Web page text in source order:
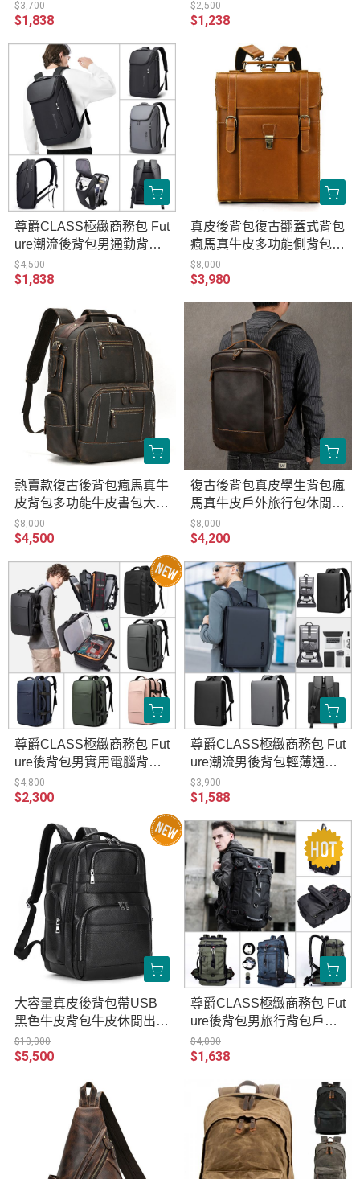
美式真皮頭層牛皮復古防水
包帆布包 MH309-5084
$3,700
$1,838
肩斜背書包 真皮頭層牛皮
防潑水日系復古帆布包 AR
$2,500
$1,238
尊爵CLASS極緻商務包 Fut
ure潮流後背包男通勤背包
日本原宿大容量電腦旅行男
款背包後背包 重機車騎士
$4,500
$1,838
真皮後背包復古翻蓋式背包
瘋馬真牛皮多功能側背包多
用手提包 適用14吋以下筆
電平板 原創職匠復古全真
$8,000
$3,980
熱賣款復古後背包瘋馬真牛
皮背包多功能牛皮書包大容
量背包旅行袋 原創職匠復
古全真皮包 JP028-9517SZ
$8,000
$4,500
復古後背包真皮學生背包瘋
馬真牛皮戶外旅行包休閒電
腦包 適用16吋以下筆電平
板 原創職匠復古全真皮包 J
$8,000
$4,200
尊爵CLASS極緻商務包 Fut
ure後背包男實用電腦背包
男款大容量通勤旅行防水可
擴大男包 重機車騎士防水
$4,800
$2,300
尊爵CLASS極緻商務包 Fut
ure潮流男後背包輕薄通勤
電腦背包實用防水休閒書包
後背包 重機車騎士防水包
$3,900
$1,588
大容量真皮後背包帶USB
黑色牛皮背包牛皮休閒出差
旅行包 原創職匠復古全真
皮包 JP005-1823
$10,000
$5,500
尊爵CLASS極緻商務包 Fut
ure後背包男旅行背包戶外
運動包大容量三用防水實用
超大登山包 重機車騎士防
2070
$4,000
$1,638